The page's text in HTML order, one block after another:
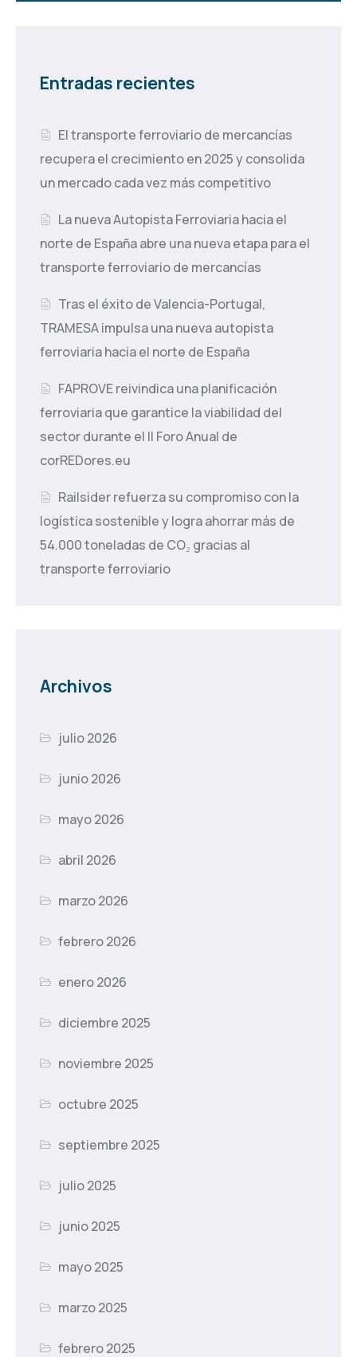
Entradas recientes
El transporte ferroviario de mercancías
recupera el crecimiento en 2025 y consolida
un mercado cada vez más competitivo
La nueva Autopista Ferroviaria hacia el
norte de España abre una nueva etapa para el
transporte ferroviario de mercancías
Tras el éxito de Valencia-Portugal,
TRAMESA impulsa una nueva autopista
ferroviaria hacia el norte de España
FAPROVE reivindica una planificación
ferroviaria que garantice la viabilidad del
sector durante el II Foro Anual de
corREDores.eu
Railsider refuerza su compromiso con la
logística sostenible y logra ahorrar más de
54.000 toneladas de CO₂ gracias al
transporte ferroviario
Archivos
julio 2026
junio 2026
mayo 2026
abril 2026
marzo 2026
febrero 2026
enero 2026
diciembre 2025
noviembre 2025
octubre 2025
septiembre 2025
julio 2025
junio 2025
mayo 2025
marzo 2025
febrero 2025